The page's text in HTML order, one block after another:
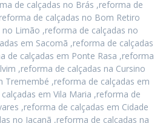
de calçadas no Brás ,reforma de
de calçadas no Bom Retiro
Limão ,reforma de calçadas no
em Sacomã ,reforma de calçadas
de calçadas em Ponte Rasa ,reforma
,reforma de calçadas na Cursino
Tremembé ,reforma de calçadas em
em Vila Maria ,reforma de
,reforma de calçadas em Cidade
no Jaçanã ,reforma de calçadas na